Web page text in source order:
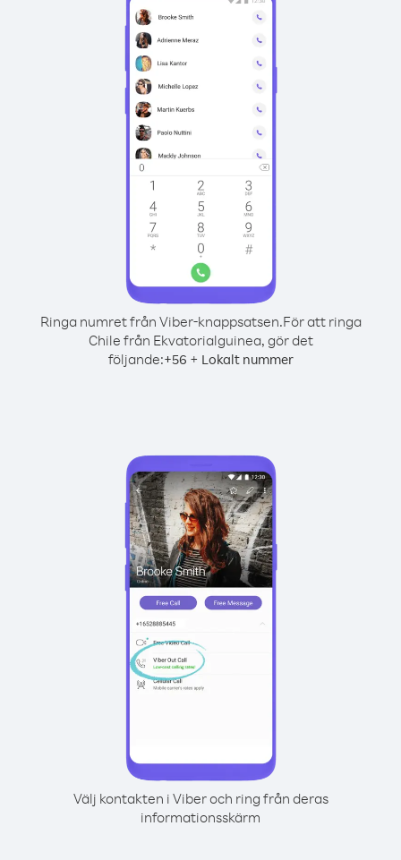
Ringa numret från Viber-knappsatsen.För att ringa
Chile från Ekvatorialguinea, gör det
följande:+56 + Lokalt nummer
Välj kontakten i Viber och ring från deras
informationsskärm